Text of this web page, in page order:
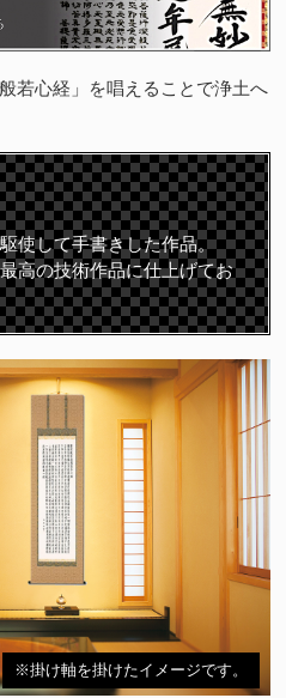
若心経」を唱えることで浄土へ
使して手書きした作品。
高の技術作品に仕上げてお
※掛け軸を掛けたイメージです。